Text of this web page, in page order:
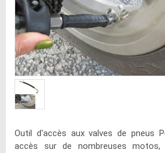
Outil d'accès aux valves de pneus
accès sur de nombreuses motos,